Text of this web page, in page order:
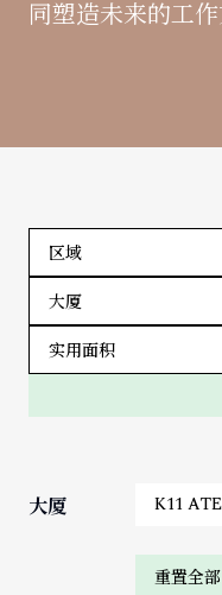
同塑造未来的工作
区域
大厦
实用面积
大厦 K11
重置全部